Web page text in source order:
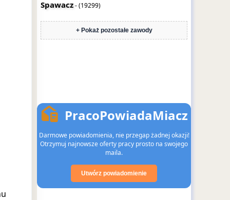
Spawacz- (19299)
+ Pokaż pozostałe zawody
PracoPowiadaMiacz
Darmowe powiadomienia, nie przegap żadnej okazji!
Otrzymuj najnowsze oferty pracy prosto na swojego
maila.
Utwórz powiadomienie